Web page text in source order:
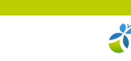
al